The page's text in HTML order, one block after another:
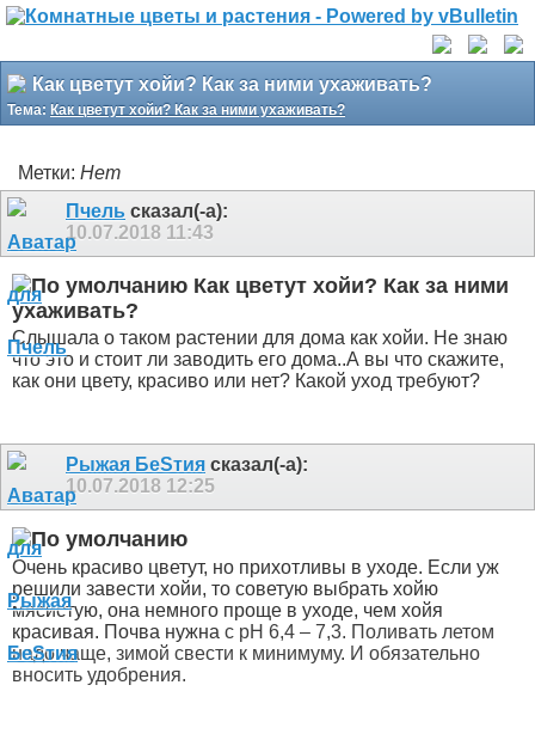
Как цветут хойи? Как за ними ухаживать?
Тема: Как цветут хойи? Как за ними ухаживать?
Метки: Нет
Пчель сказал(-а):
10.07.2018 11:43
Как цветут хойи? Как за ними
ухаживать?
Слышала о таком растении для дома как хойи. Не знаю
что это и стоит ли заводить его дома..А вы что скажите,
как они цвету, красиво или нет? Какой уход требуют?
Рыжая БeSтия сказал(-а):
10.07.2018 12:25
Очень красиво цветут, но прихотливы в уходе. Если уж
решили завести хойи, то советую выбрать хойю
мясистую, она немного проще в уходе, чем хойя
красивая. Почва нужна с pH 6,4 – 7,3. Поливать летом
надо чаще, зимой свести к минимуму. И обязательно
вносить удобрения.